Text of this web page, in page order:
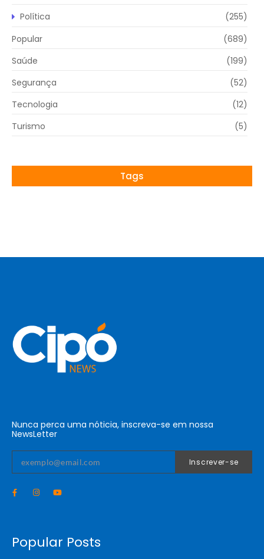
Política
(255)
Popular
(689)
Saúde
(199)
Segurança
(52)
Tecnologia
(12)
Turismo
(5)
Tags
Nunca perca uma nóticia, inscreva-se em nossa
NewsLetter
Inscrever-se
Popular Posts